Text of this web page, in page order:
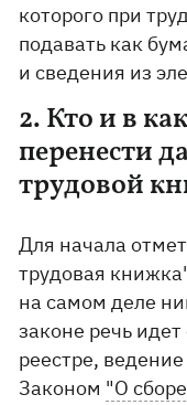
которого при
подавать как
и сведения из
2. Кто и в
перенести
трудовой
Для начала
трудовая
на самом деле
законе речь
реестре,
Законом "О